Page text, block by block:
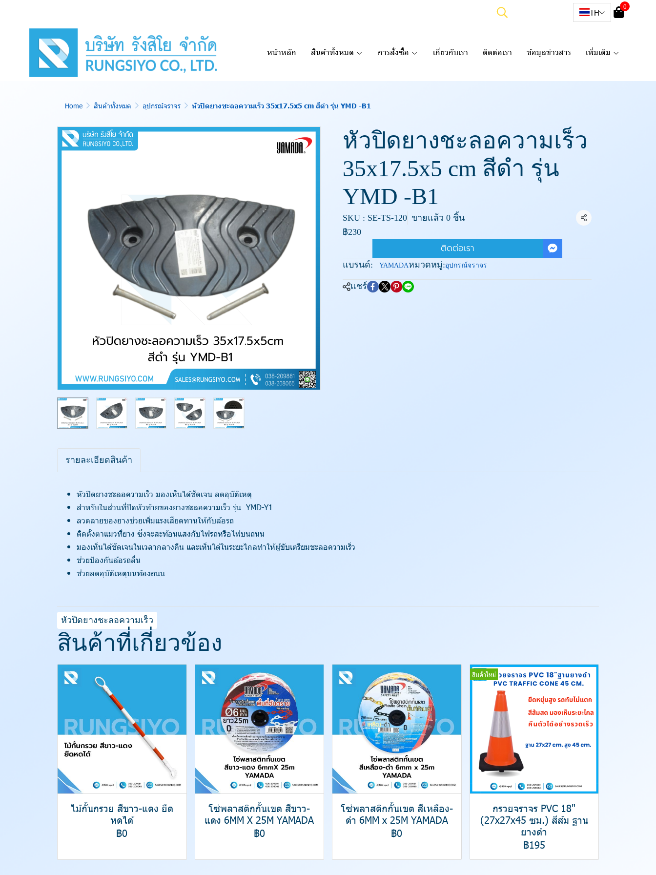
TH
0
หน้าหลัก สินค้าทั้งหมด การสั่งซื้อ เกี่ยวกับเรา ติดต่อเรา ข้อมูลข่าวสาร เพิ่มเติม
Home สินค้าทั้งหมด อุปกรณ์จราจร หัวปิดยางชะลอความเร็ว 35x17.5x5 cm สีดำ รุ่น YMD -B1
หัวปิดยางชะลอความเร็ว
35x17.5x5 cm สีดำ รุ่น
YMD -B1
SKU : SE-TS-120 ขายแล้ว 0 ชิ้น แชร์
฿230
ติดต่อเรา
แบรนด์: YAMADAหมวดหมู่:อุปกรณ์จราจร
แชร์
รายละเอียดสินค้า
หัวปิดยางชะลอความเร็ว มองเห็นได้ชัดเจน ลดอุบัติเหตุ
สำหรับในส่วนที่ปิดหัวท้ายของยางชะลอความเร็ว รุ่น YMD-Y1
ลวดลายของยางช่วยเพิ่มแรงเสียดทานให้กับล้อรถ
ติดตั้งตาแมวที่ยาง ซึ่งจะสะท้อนแสงกับไฟรถหรือไฟบนถนน
มองเห็นได้ชัดเจนในเวลากลางคืน และเห็นได้ในระยะไกลทำให้ผู้ขับเตรียมชะลอความเร็ว
ช่วยป้องกันล้อรถลื่น
ช่วยลดอุบัติเหตุบนท้องถนน
หัวปิดยางชะลอความเร็ว
สินค้าที่เกี่ยวข้อง
ไม้กั้นกรวย สีขาว-แดง ยืด
หดได้
฿0
โซ่พลาสติกกั้นเขต สีขาว-
แดง 6MM X 25M YAMADA
฿0
โซ่พลาสติกกั้นเขต สีเหลือง-
ดำ 6MM x 25M YAMADA
฿0
สินค้าใหม่
กรวยจราจร PVC 18"
(27x27x45 ซม.) สีส้ม ฐาน
ยางดำ
฿195